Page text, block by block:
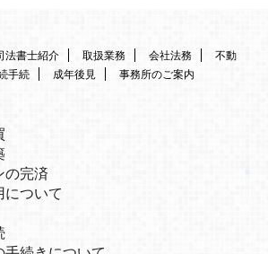
法書士紹介 取扱業務 会社法務
不動
手続 成年後見 事務所のご案内
の完済
について